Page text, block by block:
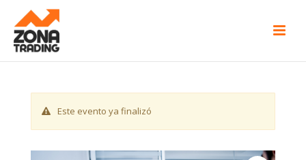
Este evento ya finalizó